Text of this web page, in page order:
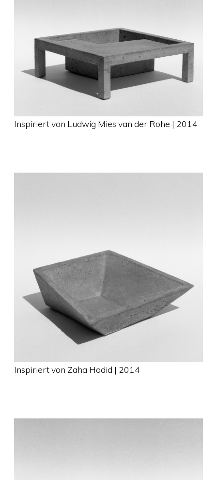
Inspiriert von Ludwig Mies van der Rohe | 2014
Inspiriert von Zaha Hadid | 2014